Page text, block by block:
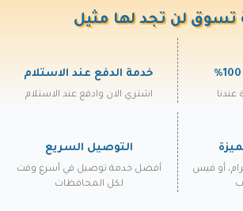
تسوق لن تجد لها مثيل
خدمة الدفع عند الاستلام
اشتري الان وادفع عند الاستلام
أو فيس
التوصيل السريع
أفضل خدمة توصيل في أسرع وقت
لكل المحافظات